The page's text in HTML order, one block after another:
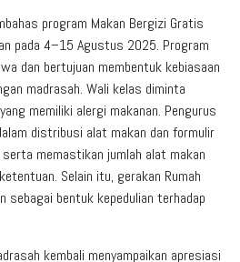
program Makan Bergizi Gratis
pada 4–15 Agustus 2025. Program
dan bertujuan membentuk kebiasaan
madrasah. Wali kelas diminta
memiliki alergi makanan. Pengurus
distribusi alat makan dan formulir
serta memastikan jumlah alat makan
Selain itu, gerakan Rumah
sebagai bentuk kepedulian terhadap
kembali menyampaikan apresiasi